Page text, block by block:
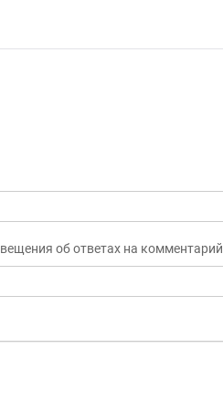
об ответах на комментарий